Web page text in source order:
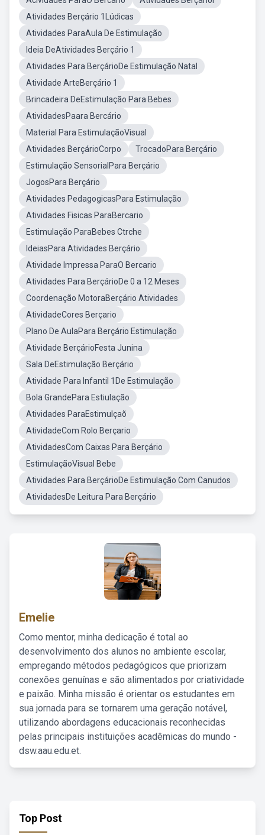
Atividades Berçário 1Lúdicas
Atividades ParaAula De Estimulação
Ideia DeAtividades Berçário 1
Atividades Para BerçárioDe Estimulação Natal
Atividade ArteBerçário 1
Brincadeira DeEstimulação Para Bebes
AtividadesPaara Bercário
Material Para EstimulaçãoVisual
Atividades BerçárioCorpo
TrocadoPara Berçário
Estimulação SensorialPara Berçário
JogosPara Berçário
Atividades PedagogicasPara Estimulação
Atividades Fisicas ParaBercario
Estimulação ParaBebes Ctrche
IdeiasPara Atividades Berçário
Atividade Impressa ParaO Bercario
Atividades Para BerçárioDe 0 a 12 Meses
Coordenação MotoraBerçário Atividades
AtividadeCores Berçario
Plano De AulaPara Berçário Estimulação
Atividade BerçárioFesta Junina
Sala DeEstimulação Berçário
Atividade Para Infantil 1De Estimulação
Bola GrandePara Estiulação
Atividades ParaEstimulçaõ
AtividadeCom Rolo Berçario
AtividadesCom Caixas Para Berçário
EstimulaçãoVisual Bebe
Atividades Para BerçárioDe Estimulação Com Canudos
AtividadesDe Leitura Para Berçário
Emelie
Como mentor, minha dedicação é total ao
desenvolvimento dos alunos no ambiente escolar,
empregando métodos pedagógicos que priorizam
conexões genuínas e são alimentados por criatividade
e paixão. Minha missão é orientar os estudantes em
sua jornada para se tornarem uma geração notável,
utilizando abordagens educacionais reconhecidas
pelas principais instituições acadêmicas do mundo -
dsw.aau.edu.et.
Top Post